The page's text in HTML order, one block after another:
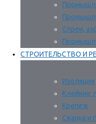
Спреи,
СТРОИТЕЛЬСТВО И
Изоляция
Клейкие
Крепеж
Сварка и